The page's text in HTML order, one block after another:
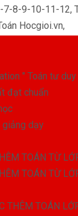
" Toán tư
đạt chuẩn
giảng dạy
TOÁN TỪ
TOÁN TỪ
THÊM TOÁN